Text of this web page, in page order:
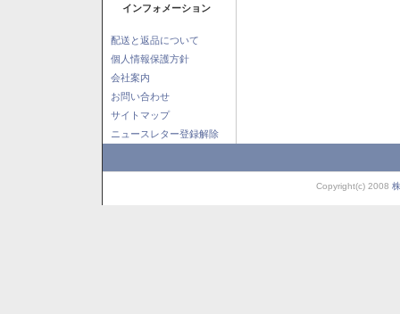
インフォメーション
配送と返品について
個人情報保護方針
会社案内
お問い合わせ
サイトマップ
ニュースレター登録解除
Copyright(c) 2008